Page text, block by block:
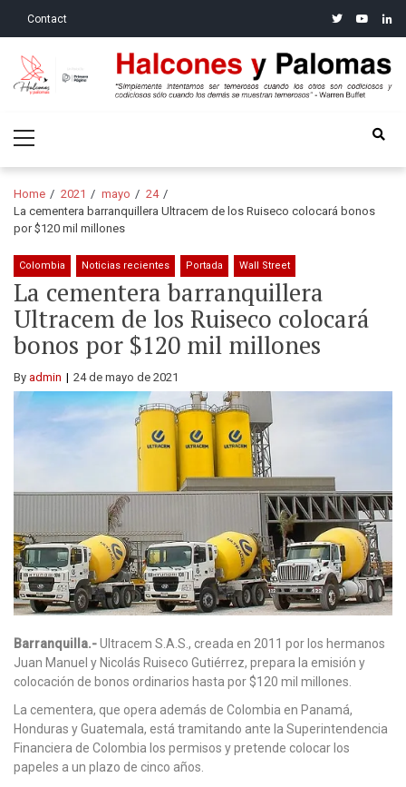
Contact twitteryoutube
Halcones y Palomas
Menu
Home 2021 mayo
24
La cementera barranquillera Ultracem de los Ruiseco colocará bonos
por $120 mil millones
Colombia Noticias recientes Portada Wall Street
La cementera barranquillera
Ultracem de los Ruiseco colocará
bonos por $120 mil millones
By admin 24 de mayo de 2021
Barranquilla.-Ultracem S.A.S., creada en 2011 por los hermanos
Juan Manuel y Nicolás Ruiseco Gutiérrez, prepara la emisión y
colocación de bonos ordinarios hasta por $120 mil millones.
La cementera, que opera además de Colombia en Panamá,
Honduras y Guatemala, está tramitando ante la Superintendencia
Financiera de Colombia los permisos y pretende colocar los
papeles a un plazo de cinco años.